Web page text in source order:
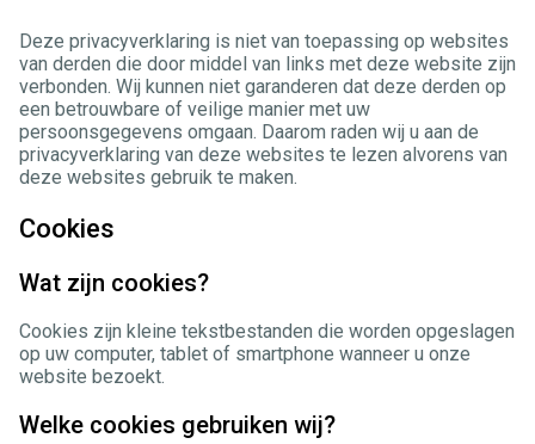
Deze privacyverklaring is niet van toepassing op websites
van derden die door middel van links met deze website zijn
verbonden. Wij kunnen niet garanderen dat deze derden op
een betrouwbare of veilige manier met uw
persoonsgegevens omgaan. Daarom raden wij u aan de
privacyverklaring van deze websites te lezen alvorens van
deze websites gebruik te maken.
Cookies
Wat zijn cookies?
Cookies zijn kleine tekstbestanden die worden opgeslagen
op uw computer, tablet of smartphone wanneer u onze
website bezoekt.
Welke cookies gebruiken wij?